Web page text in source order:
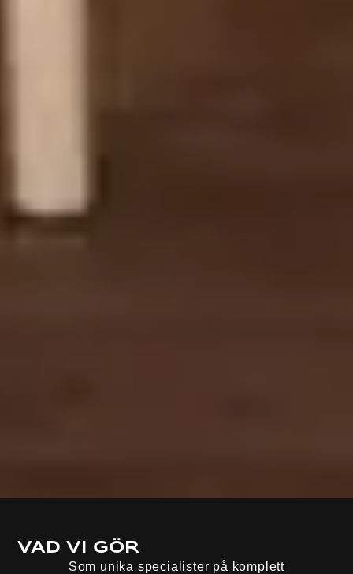
Vad vi gör
Som unika specialister på komplett